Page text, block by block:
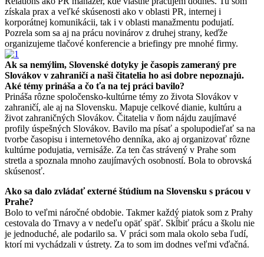
získala prax a veľké skúsenosti ako v oblasti PR, internej i
korporátnej komunikácii, tak i v oblasti manažmentu podujatí.
Pozrela som sa aj na prácu novinárov z druhej strany, keďže
organizujeme tlačové konferencie a briefingy pre mnohé firmy.
Ak sa nemýlim, Slovenské dotyky je časopis zameraný pre
Slovákov v zahraničí a naši čitatelia ho asi dobre nepoznajú.
Aké témy prináša a čo ťa na tej práci bavilo?
Prináša rôzne spoločensko-kultúrne témy zo života Slovákov v
zahraničí, ale aj na Slovensku. Mapuje celkové dianie, kultúru a
život zahraničných Slovákov. Čitatelia v ňom nájdu zaujímavé
profily úspešných Slovákov. Bavilo ma písať a spolupodieľať sa na
tvorbe časopisu i internetového denníka, ako aj organizovať rôzne
kultúrne podujatia, vernisáže. Za ten čas strávený v Prahe som
stretla a spoznala mnoho zaujímavých osobností. Bola to obrovská
skúsenosť.
Ako sa dalo zvládať externé štúdium na Slovensku s prácou v
Prahe?
Bolo to veľmi náročné obdobie. Takmer každý piatok som z Prahy
cestovala do Trnavy a v nedeľu opäť späť. Skĺbiť prácu a školu nie
je jednoduché, ale podarilo sa. V práci som mala okolo seba ľudí,
ktorí mi vychádzali v ústrety. Za to som im dodnes veľmi vďačná.